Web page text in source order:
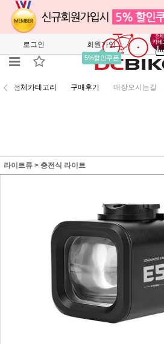
로그인 회원가입
5%할인쿠폰
주
전체카테고리 구매후기 매장오시는길
라이트류 > 충전식 라이트